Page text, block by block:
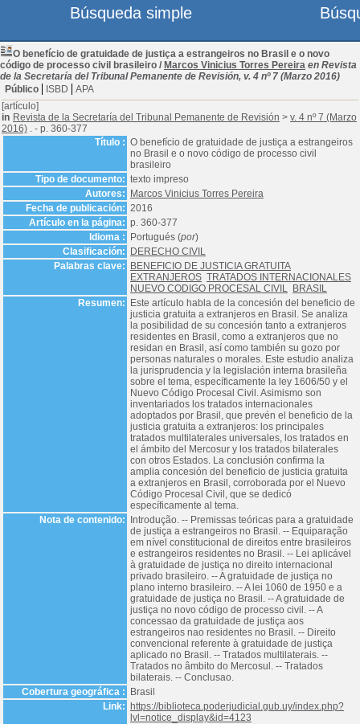
O benefício de gratuidade de justiça a estrangeiros no Brasil e o novo
código de processo civil brasileiro / Marcos Vinicius Torres Pereira en Revista
de la Secretaría del Tribunal Pemanente de Revisión, v. 4 nº 7 (Marzo 2016)
Público
ISBD
APA
[artículo]
in Revista de la Secretaría del Tribunal Pemanente de Revisión > v. 4 nº 7 (Marzo
2016) . - p. 360-377
Título : O benefício de gratuidade de justiça a estrangeiros
no Brasil e o novo código de processo civil
brasileiro
Tipo de documento: texto impreso
Autores:
Marcos Vinicius Torres Pereira
Fecha de publicación: 2016
Artículo en la página: p. 360-377
Idioma :
Portugués (por)
Clasificación:
DERECHO CIVIL
Palabras clave:
BENEFICIO DE JUSTICIA GRATUITA
EXTRANJEROS TRATADOS INTERNACIONALES
NUEVO CODIGO PROCESAL CIVIL BRASIL
Resumen:
Este artículo habla de la concesión del beneficio de
justicia gratuita a extranjeros en Brasil. Se analiza
la posibilidad de su concesión tanto a extranjeros
residentes en Brasil, como a extranjeros que no
residan en Brasil, así como también su gozo por
personas naturales o morales. Este estudio analiza
la jurisprudencia y la legislación interna brasileña
sobre el tema, específicamente la ley 1606/50 y el
Nuevo Código Procesal Civil. Asimismo son
inventariados los tratados internacionales
adoptados por Brasil, que prevén el beneficio de la
justicia gratuita a extranjeros: los principales
tratados multilaterales universales, los tratados en
el ámbito del Mercosur y los tratados bilaterales
con otros Estados. La conclusión confirma la
amplia concesión del beneficio de justicia gratuita
a extranjeros en Brasil, corroborada por el Nuevo
Código Procesal Civil, que se dedicó
específicamente al tema.
Nota de contenido:
Introdução. -- Premissas teóricas para a gratuidade
de justiça a estrangeiros no Brasil. -- Equiparação
em nível constitucional de direitos entre brasileiros
e estrangeiros residentes no Brasil. -- Lei aplicável
à gratuidade de justiça no direito internacional
privado brasileiro. -- A gratuidade de justiça no
plano interno brasileiro. -- A lei 1060 de 1950 e a
gratuidade de justiça no Brasil. -- A gratuidade de
justiça no novo código de processo civil. -- A
concessao da gratuidade de justiça aos
estrangeiros nao residentes no Brasil. -- Direito
convencional referente à gratuidade de justiça
aplicado no Brasil. -- Tratados multilaterais. --
Tratados no âmbito do Mercosul. -- Tratados
bilaterais. -- Conclusao.
Cobertura geográfica :
Brasil
Link:
https://biblioteca.poderjudicial.gub.uy/index.php?
lvl=notice_display&id=4123
Búsqueda simple